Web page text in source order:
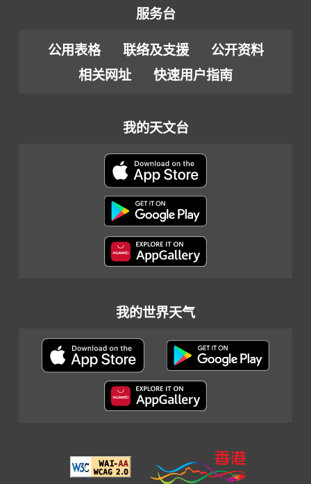
服务台
公用表格 联络及支援
公开资料
相关网址
快速用户指南
我的天文台
我的世界天气